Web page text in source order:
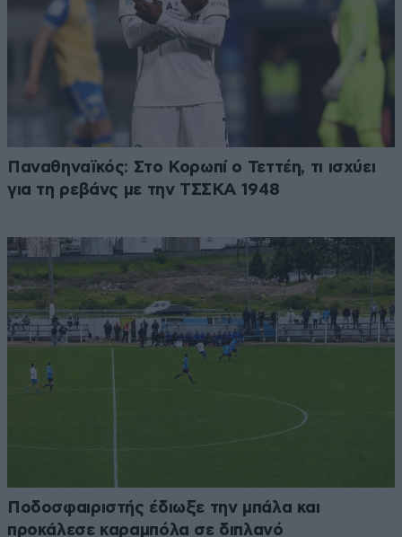
Παναθηναϊκός: Στο Κορωπί ο Τεττέη, τι ισχύει
για τη ρεβάνς με την ΤΣΣΚΑ 1948
Ποδοσφαιριστής έδιωξε την μπάλα και
προκάλεσε καραμπόλα σε διπλανό